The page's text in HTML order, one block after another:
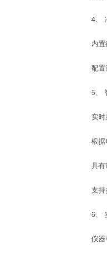
4、
内
配置
5、
实
根据
具有
支持
6、
仪器